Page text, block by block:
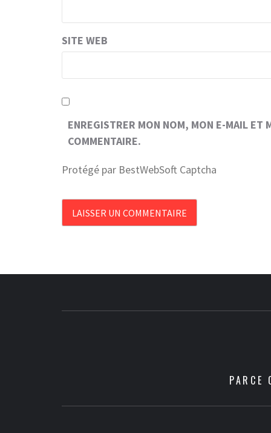
SITE WEB
ENREGISTRER MON NOM, MON E-MAIL ET
COMMENTAIRE.
Protégé par BestWebSoft Captcha
PARCE